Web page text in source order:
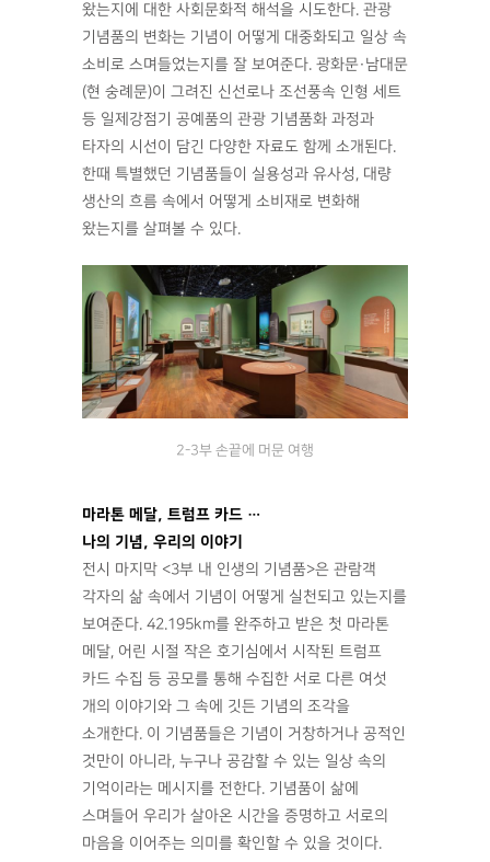
왔는지에 대한 사회문화적 해석을 시도한다. 관광
기념품의 변화는 기념이 어떻게 대중화되고 일상 속
소비로 스며들었는지를 잘 보여준다. 광화문·남대문
(현 숭례문)이 그려진 신선로나 조선풍속 인형 세트
등 일제강점기 공예품의 관광 기념품화 과정과
타자의 시선이 담긴 다양한 자료도 함께 소개된다.
한때 특별했던 기념품들이 실용성과 유사성, 대량
생산의 흐름 속에서 어떻게 소비재로 변화해
왔는지를 살펴볼 수 있다.
2-3부 손끝에 머문 여행
마라톤 메달, 트럼프 카드 …
나의 기념, 우리의 이야기
전시 마지막 <3부 내 인생의 기념품>은 관람객
각자의 삶 속에서 기념이 어떻게 실천되고 있는지를
보여준다. 42.195km를 완주하고 받은 첫 마라톤
메달, 어린 시절 작은 호기심에서 시작된 트럼프
카드 수집 등 공모를 통해 수집한 서로 다른 여섯
개의 이야기와 그 속에 깃든 기념의 조각을
소개한다. 이 기념품들은 기념이 거창하거나 공적인
것만이 아니라, 누구나 공감할 수 있는 일상 속의
기억이라는 메시지를 전한다. 기념품이 삶에
스며들어 우리가 살아온 시간을 증명하고 서로의
마음을 이어주는 의미를 확인할 수 있을 것이다.